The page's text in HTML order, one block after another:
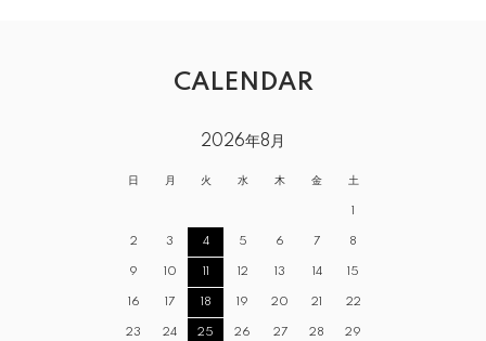
CALENDAR
2026年8月
日 月 火 水 木 金 土
2 3 4 5 6 7 8
9 10 12 13 14 15
16 17 18 19 20 21 22
23 24 25 26 27 28 29